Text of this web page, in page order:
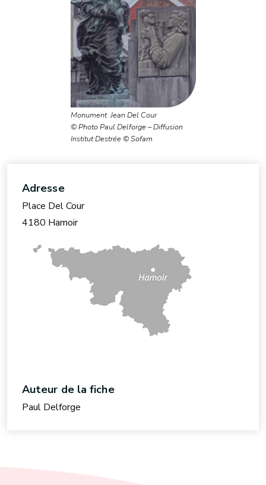
Monument Jean Del Cour
© Photo Paul Delforge – Diffusion
Institut Destrée © Sofam
Adresse
Place Del Cour
4180 Hamoir
Auteur de la fiche
Paul Delforge